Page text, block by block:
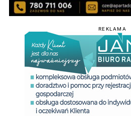
REKLAMA